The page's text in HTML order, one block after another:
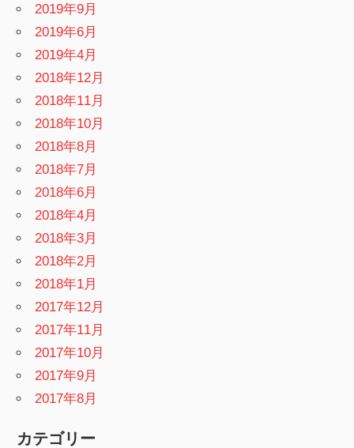
2019年9月
2019年6月
2019年4月
2018年12月
2018年11月
2018年10月
2018年8月
2018年7月
2018年6月
2018年4月
2018年3月
2018年2月
2018年1月
2017年12月
2017年11月
2017年10月
2017年9月
2017年8月
カテゴリー